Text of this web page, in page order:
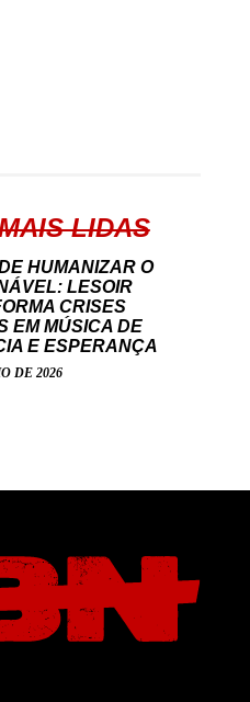
LIDAS
HUMANIZAR O
LESOIR
CRISES
EM MÚSICA DE
E ESPERANÇA
DE 2026